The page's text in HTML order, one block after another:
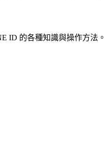
ID 的各種知識與操作方法。